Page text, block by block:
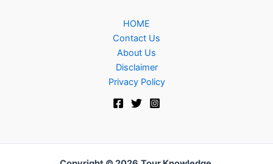
HOME
Contact Us
About Us
Disclaimer
Privacy Policy